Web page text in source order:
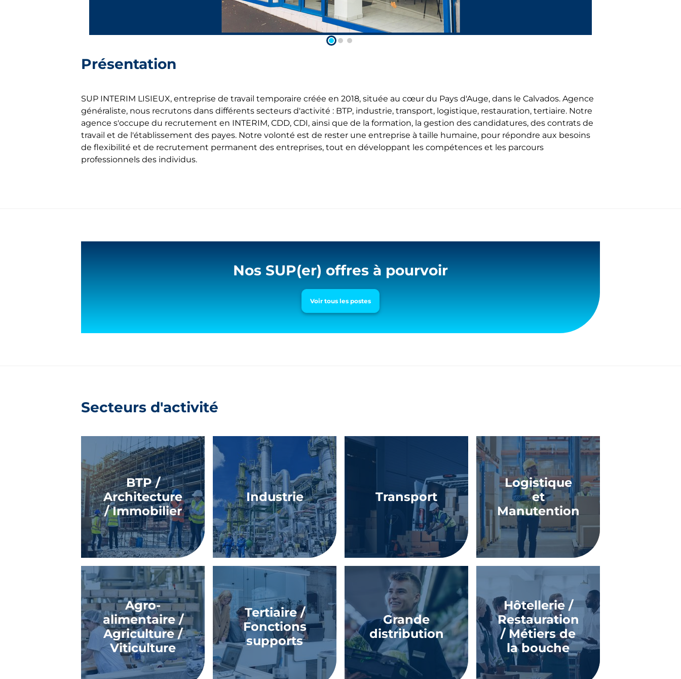
Présentation
SUP INTERIM LISIEUX, entreprise de travail temporaire créée en 2018, située au cœur du Pays d'Auge, dans le Calvados. Agence
généraliste, nous recrutons dans différents secteurs d'activité : BTP, industrie, transport, logistique, restauration, tertiaire. Notre
agence s'occupe du recrutement en INTERIM, CDD, CDI, ainsi que de la formation, la gestion des candidatures, des contrats de
travail et de l'établissement des payes. Notre volonté est de rester une entreprise à taille humaine, pour répondre aux besoins
de flexibilité et de recrutement permanent des entreprises, tout en développant les compétences et les parcours
professionnels des individus.
Nos SUP(er) offres à pourvoir
Voir tous les postes
Secteurs d'activité
BTP /
Architecture
/ Immobilier
Industrie Transport
Logistique
et
Manutention
Agro-
alimentaire /
Agriculture /
Viticulture
Tertiaire /
Fonctions
supports
Grande
distribution
Hôtellerie /
Restauration
/ Métiers de
la bouche